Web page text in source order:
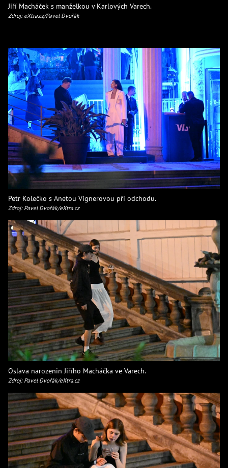
Jiří Macháček s manželkou v Karlových Varech.
Zdroj: eXtra.cz/Pavel Dvořák
Petr Kolečko s Anetou Vignerovou při odchodu.
Zdroj: Pavel Dvořák/eXtra.cz
Oslava narozenin Jiřího Macháčka ve Varech.
Zdroj: Pavel Dvořák/eXtra.cz